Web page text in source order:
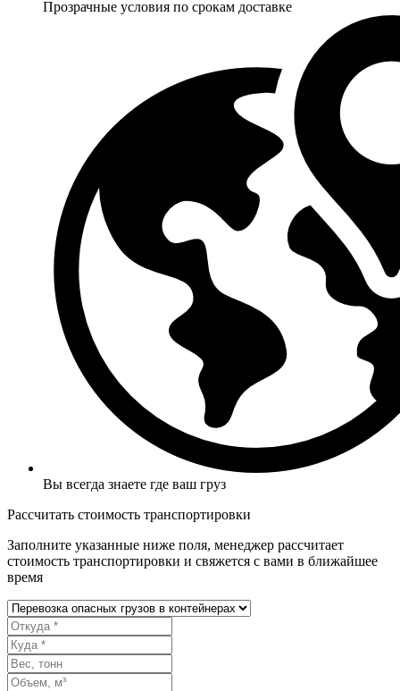
Прозрачные условия по срокам доставке
Вы всегда знаете где ваш груз
Рассчитать стоимость транспортировки
Заполните указанные ниже поля, менеджер рассчитает
стоимость транспортировки и свяжется с вами в ближайшее
время